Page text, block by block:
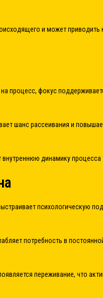
и может приводить
процесс, фокус
шанс рассеивания и
внутреннюю динамику процесса
психологическую
потребность в
переживание, что